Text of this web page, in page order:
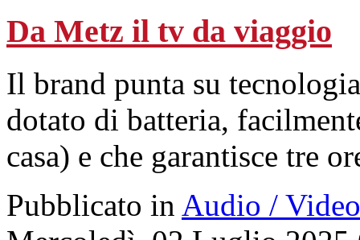
Da Metz il tv da viaggio
Il brand punta su
dotato di batteria,
casa) e che garantisce tre
Pubblicato in Audio / Video